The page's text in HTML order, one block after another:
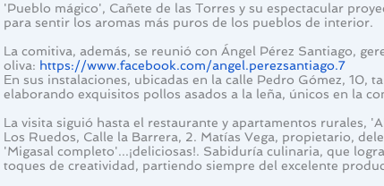
'Pueblo mágico', Cañete de las Torres y su espectacular
para sentir los aromas más puros de los pueblos de interior.
La comitiva, además, se reunió con Ángel Pérez Santiago,
oliva: https://www.facebook.com/angel.perezsantiago.7
En sus instalaciones, ubicadas en la calle Pedro Gómez, 10,
elaborando exquisitos pollos asados a la leña, únicos en la
La visita siguió hasta el restaurante y apartamentos rurales,
Los Ruedos, Calle la Barrera, 2. Matías Vega, propietario,
'Migasal completo'...¡deliciosas!. Sabiduría culinaria, que
toques de creatividad, partiendo siempre del excelente